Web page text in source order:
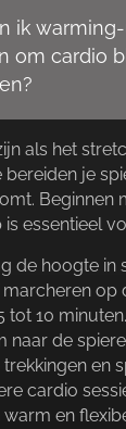
ik
om cardio
als het
bereiden je
Beginnen
essentieel
de hoogte in
op
tot 10
naar de
en
cardio
en